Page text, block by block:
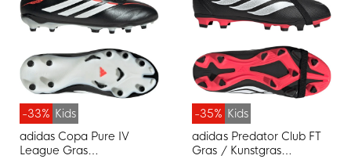
-33% Kids
adidas Copa Pure IV
League Gras
-35% Kids
adidas Predator Club FT
Gras / Kunstgras